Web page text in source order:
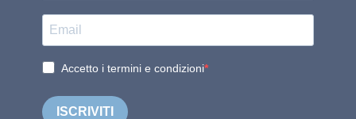
Accetto i termini e condizioni
ISCRIVITI